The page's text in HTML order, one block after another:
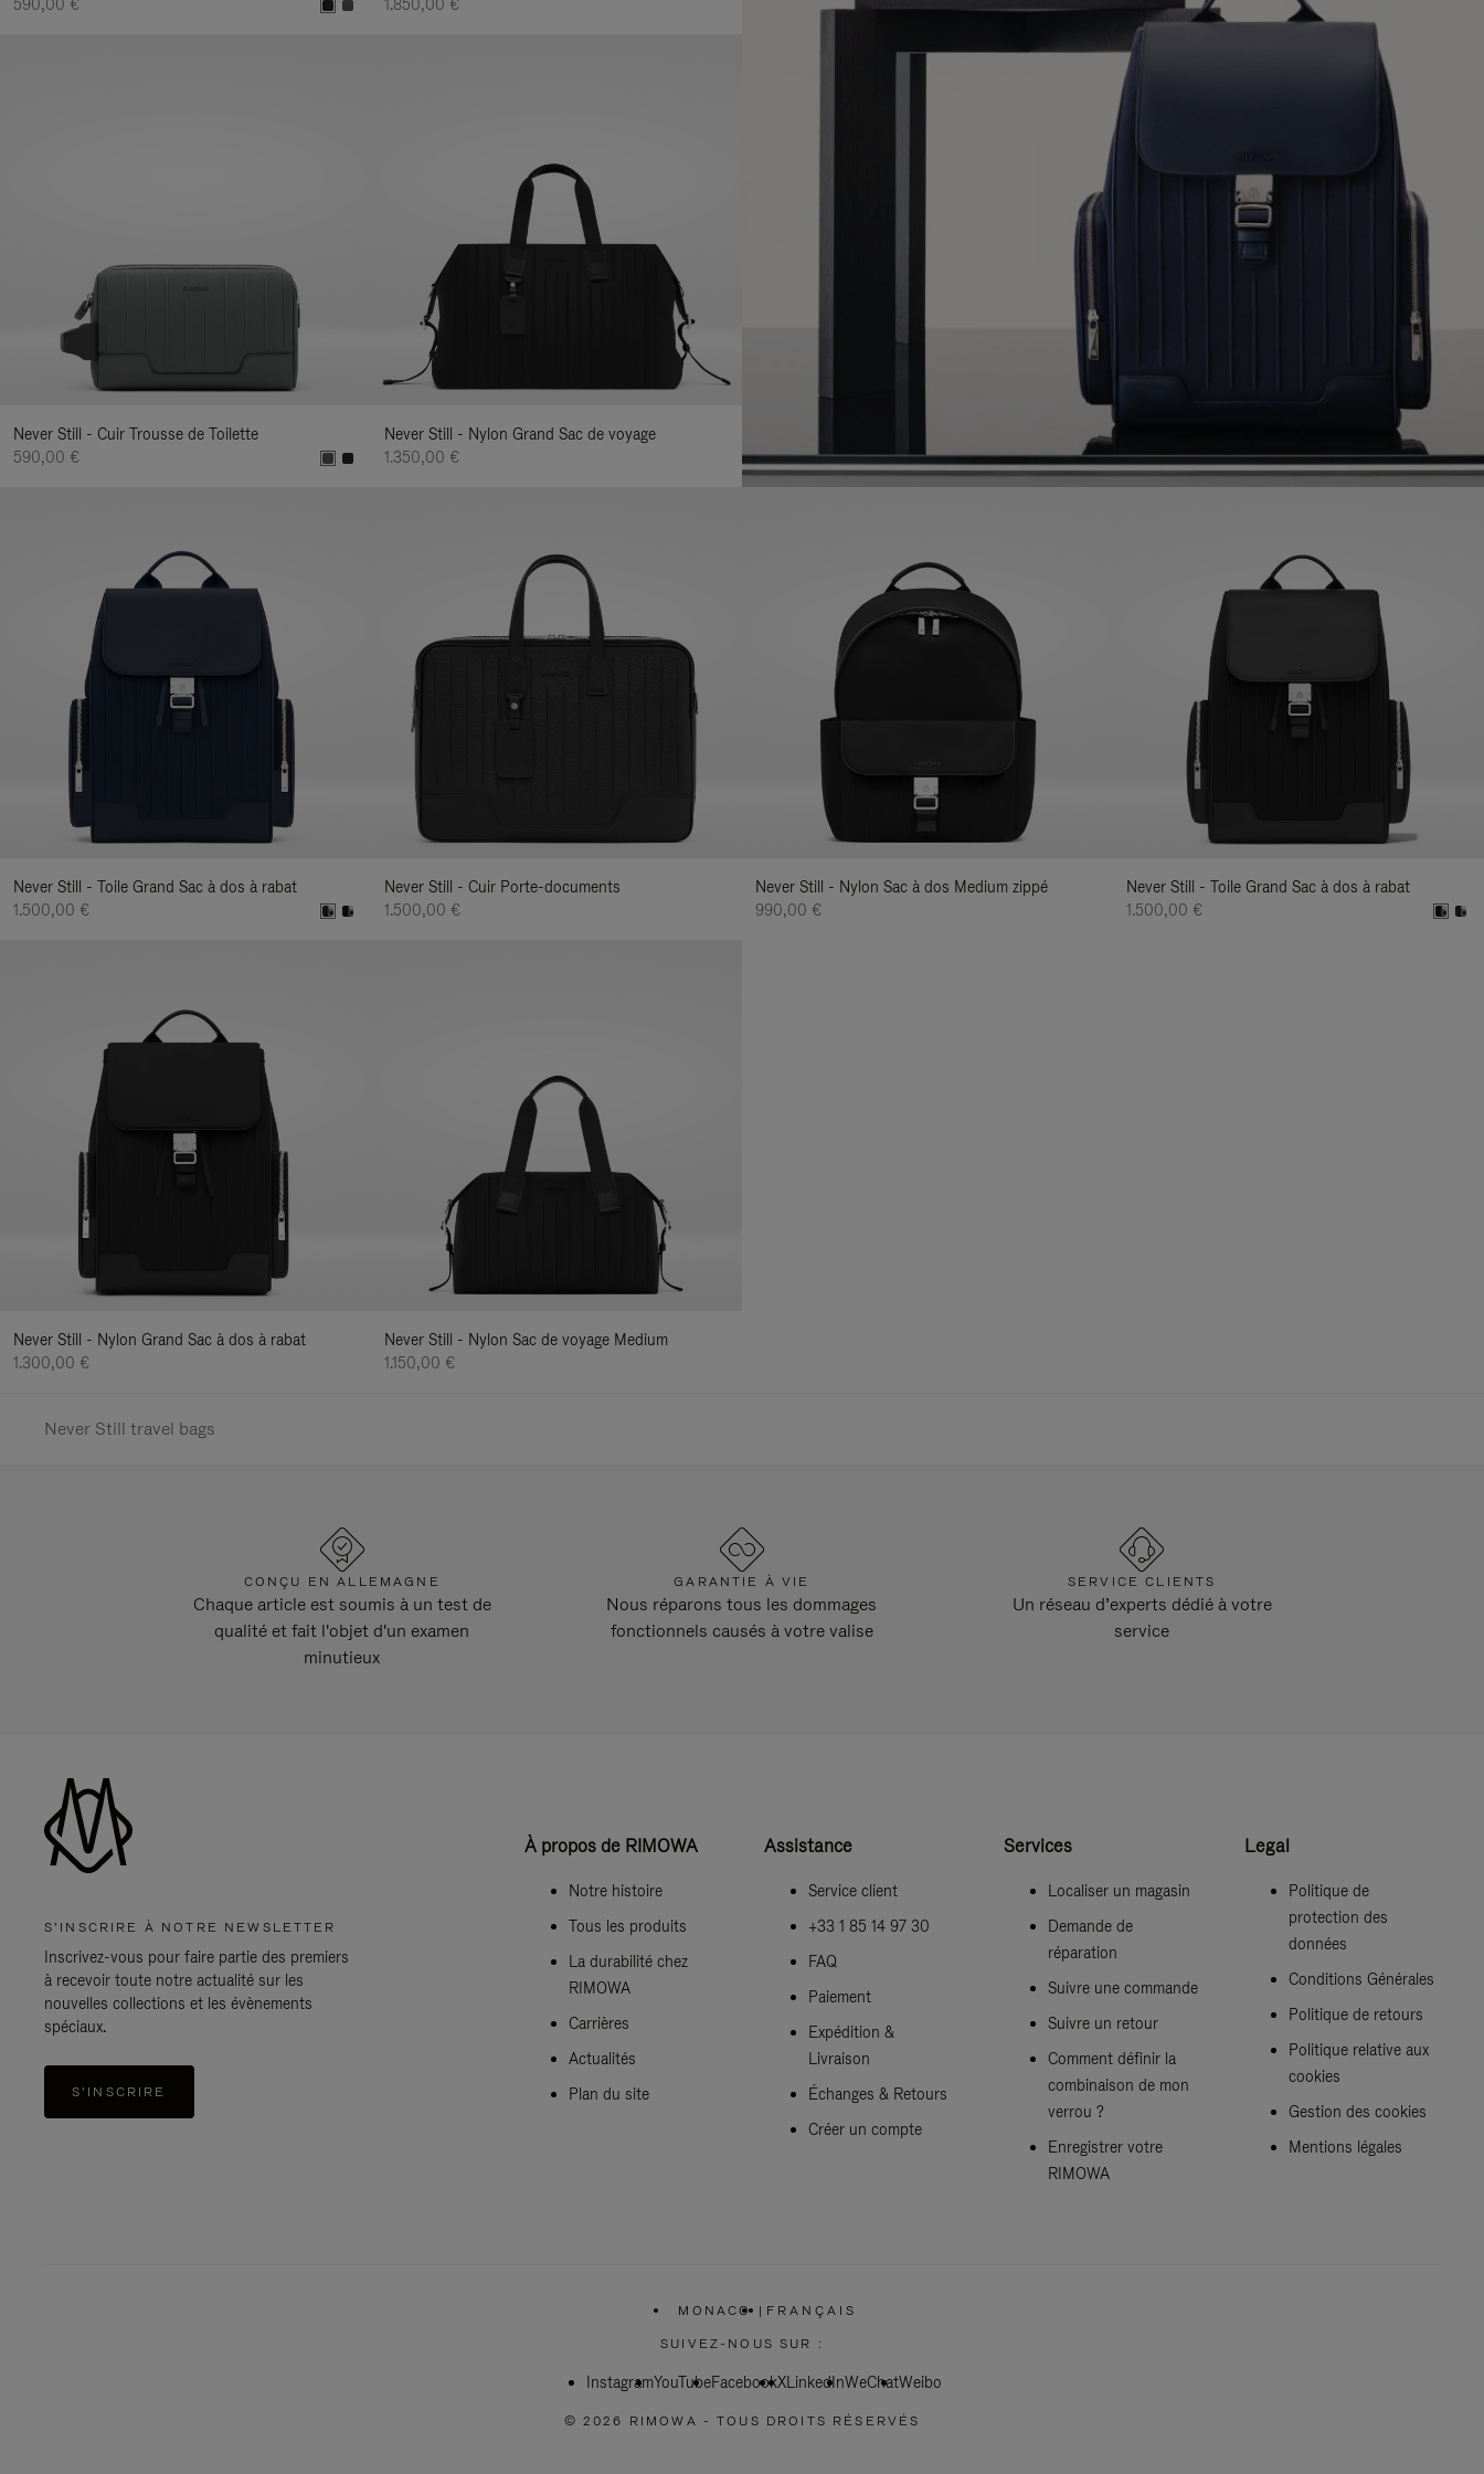
590,00 €
1.850,00 €
Never Still - Cuir Trousse de Toilette
590,00 €
Never Still - Nylon Grand Sac de voyage
1.350,00 €
Never Still - Toile Grand Sac à dos à rabat
1.500,00 €
Never Still - Cuir Porte-documents
1.500,00 €
Never Still - Nylon Sac à dos Medium zippé
990,00 €
Never Still - Toile Grand Sac à dos à rabat
1.500,00 €
Never Still - Nylon Grand Sac à dos à rabat
1.300,00 €
Never Still - Nylon Sac de voyage Medium
1.150,00 €
Never Still travel bags
CONÇU EN ALLEMAGNE
Chaque article est soumis à un test de
qualité et fait l'objet d'un examen
minutieux
GARANTIE À VIE
Nous réparons tous les dommages
fonctionnels causés à votre valise
SERVICE CLIENTS
Un réseau d’experts dédié à votre
service
S'INSCRIRE À NOTRE NEWSLETTER
Inscrivez-vous pour faire partie des premiers
à recevoir toute notre actualité sur les
nouvelles collections et les évènements
spéciaux.
S'INSCRIRE
À propos de RIMOWA
Notre histoire
Tous les produits
La durabilité chez
RIMOWA
Carrières
Actualités
Plan du site
Assistance
Service client
+33 1 85 14 97 30
FAQ
Paiement
Expédition &
Livraison
Échanges & Retours
Créer un compte
Services
Localiser un magasin
Demande de
réparation
Suivre une commande
Suivre un retour
Comment définir la
combinaison de mon
verrou ?
Enregistrer votre
RIMOWA
Legal
Politique de
protection des
données
Conditions Générales
Politique de retours
Politique relative aux
cookies
Gestion des cookies
Mentions légales
MONACO
SÉLECTIONNEZ
VOTRE
| FRANÇAIS
SUIVEZ-NOUS SUR :
InstagramYouTubeFacebookXLinkedInWeChatWeibo
© 2026 RIMOWA - TOUS DROITS RÉSERVÉS